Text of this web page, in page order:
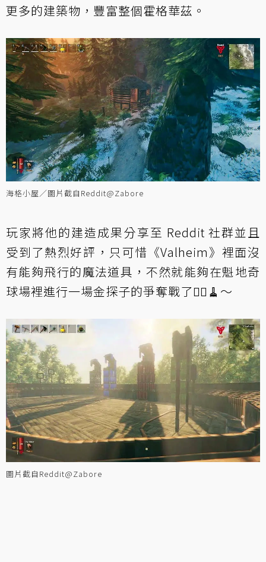
更多的建築物，豐富整個霍格華茲。
海格小屋／圖片截自Reddit@Zabore
玩家將他的建造成果分享至 Reddit 社群並且
受到了熱烈好評，只可惜《Valheim》裡面沒
有能夠飛行的魔法道具，不然就能夠在魁地奇
球場裡進行一場金探子的爭奪戰了🧙‍♂️🧹️～
圖片截自Reddit@Zabore